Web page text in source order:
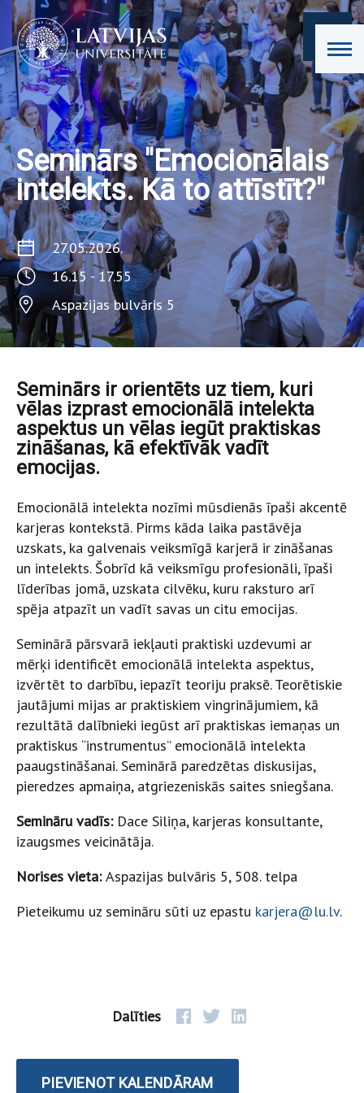
Seminārs "Emocionālais
intelekts. Kā to attīstīt?"
27.05.2026.
16.15 - 17.55
Aspazijas bulvāris 5
Seminārs ir orientēts uz tiem, kuri
vēlas izprast emocionālā intelekta
aspektus un vēlas iegūt praktiskas
zināšanas, kā efektīvāk vadīt
emocijas.
Emocionālā intelekta nozīmi mūsdienās īpaši akcentē
karjeras kontekstā. Pirms kāda laika pastāvēja
uzskats, ka galvenais veiksmīgā karjerā ir zināšanas
un intelekts. Šobrīd kā veiksmīgu profesionāli, īpaši
līderības jomā, uzskata cilvēku, kuru raksturo arī
spēja atpazīt un vadīt savas un citu emocijas.
Seminārā pārsvarā iekļauti praktiski uzdevumi ar
mērķi identificēt emocionālā intelekta aspektus,
izvērtēt to darbību, iepazīt teoriju praksē. Teorētiskie
jautājumi mijas ar praktiskiem vingrinājumiem, kā
rezultātā dalībnieki iegūst arī praktiskas iemaņas un
praktiskus “instrumentus” emocionālā intelekta
paaugstināšanai. Seminārā paredzētas diskusijas,
pieredzes apmaiņa, atgriezeniskās saites sniegšana.
Semināru vadīs: Dace Siliņa, karjeras konsultante,
izaugsmes veicinātāja.
Norises vieta:Aspazijas bulvāris 5, 508. telpa
Pieteikumu uz semināru sūti uz epastu karjera@lu.lv.
Dalīties
PIEVIENOT KALENDĀRAM